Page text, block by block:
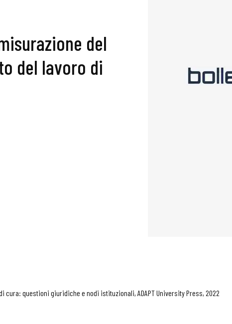
del
del lavoro di
cura: questioni giuridiche e nodi istituzionali, ADAPT University Press, 2022